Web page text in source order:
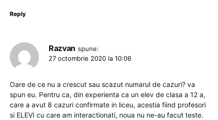
Reply
Razvan spune:
27 octombrie 2020 la 10:06
Oare de ce nu a crescut sau scazut numarul de cazuri? va
spun eu. Pentru ca, din experienta ca un elev de clasa a 12 a,
care a avut 8 cazuri confirmate in liceu, acestia fiind profesori
si ELEVI cu care am interactionati, noua nu ne-au facut teste.